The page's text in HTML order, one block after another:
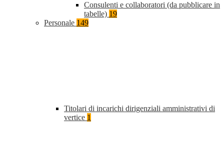
Consulenti e collaboratori (da pubblicare in
tabelle) 19
Personale 149
Titolari di incarichi dirigenziali amministrativi di
vertice 1